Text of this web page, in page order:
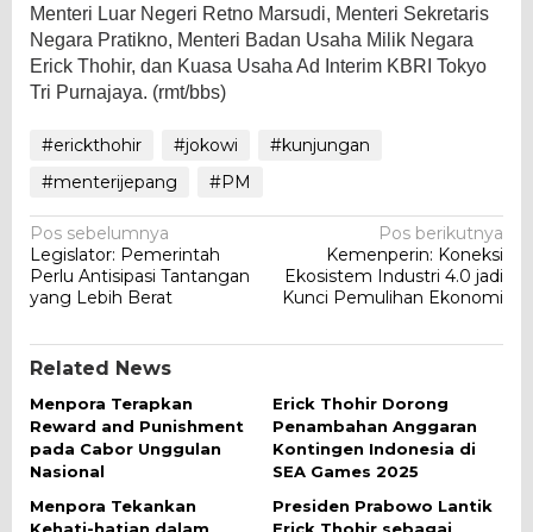
Menteri Luar Negeri Retno Marsudi, Menteri Sekretaris
Negara Pratikno, Menteri Badan Usaha Milik Negara
Erick Thohir, dan Kuasa Usaha Ad Interim KBRI Tokyo
Tri Purnajaya. (rmt/bbs)
#erickthohir #jokowi
#kunjungan
#menterijepang
#PM
Navigasi
pos
Pos sebelumnya
Legislator: Pemerintah
Perlu Antisipasi Tantangan
yang Lebih Berat
Pos berikutnya
Kemenperin: Koneksi
Ekosistem Industri 4.0 jadi
Kunci Pemulihan Ekonomi
Related News
Menpora Terapkan
Reward and Punishment
pada Cabor Unggulan
Nasional
Erick Thohir Dorong
Penambahan Anggaran
Kontingen Indonesia di
SEA Games 2025
Menpora Tekankan
Presiden Prabowo Lantik